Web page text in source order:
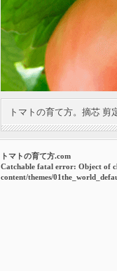
トマトの育て方。摘芯 剪
トマトの育て方.com
Catchable fatal error: Object of
content/themes/